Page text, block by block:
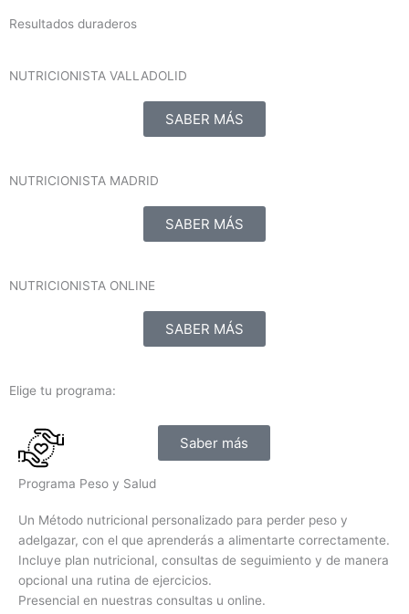
Resultados duraderos
NUTRICIONISTA VALLADOLID
SABER MÁS
NUTRICIONISTA MADRID
SABER MÁS
NUTRICIONISTA ONLINE
SABER MÁS
Elige tu programa:
Programa Peso y Salud
Un Método nutricional personalizado para perder peso y
adelgazar, con el que aprenderás a alimentarte correctamente.
Incluye plan nutricional, consultas de seguimiento y de manera
opcional una rutina de ejercicios.
Presencial en nuestras consultas u online.
Saber más